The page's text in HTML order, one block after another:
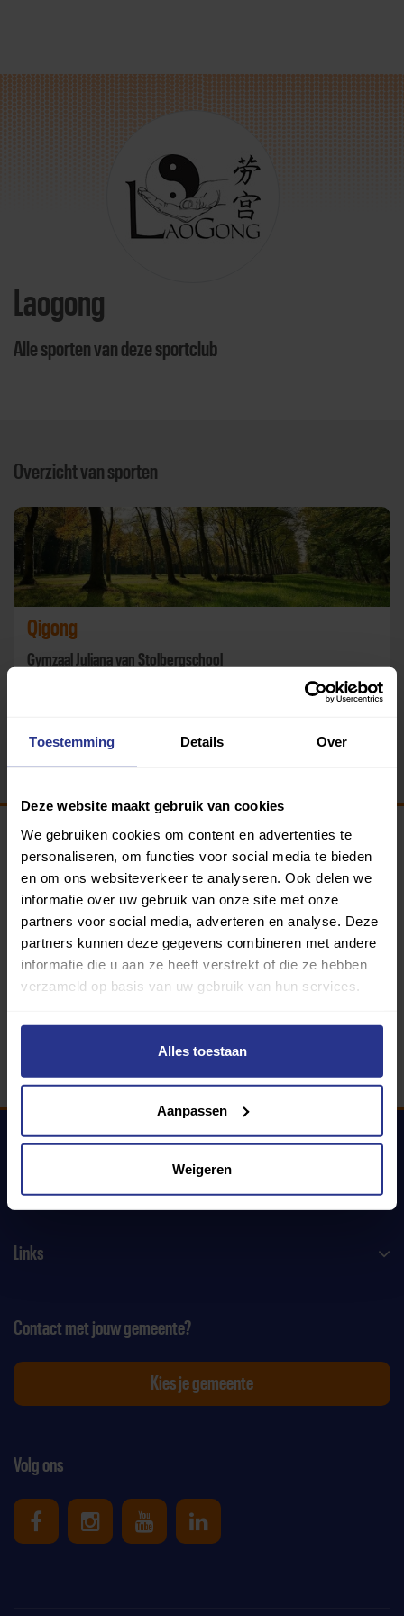
Toestemming Details Over
Deze website maakt gebruik van cookies
We gebruiken cookies om content en advertenties te
personaliseren, om functies voor social media te bieden
en om ons websiteverkeer te analyseren. Ook delen we
informatie over uw gebruik van onze site met onze
partners voor social media, adverteren en analyse. Deze
partners kunnen deze gegevens combineren met andere
informatie die u aan ze heeft verstrekt of die ze hebben
verzameld op basis van uw gebruik van hun services.
Alles toestaan
Aanpassen
Weigeren
Laogong
Alle sporten van deze sportclub
Overzicht van sporten
Qigong
Gymzaal Juliana van Stolbergschool
Programma van:
340 gemeenten
Partners:
Links
Volg ons
Uniek Sporten op Facebook
Uniek Sporten op Instagram
Uniek Sporten op Youtube
Uniek Sporten op
Contact met jouw gemeente?
Kies je gemeente